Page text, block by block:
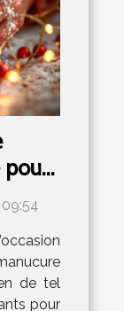
de tel
pour